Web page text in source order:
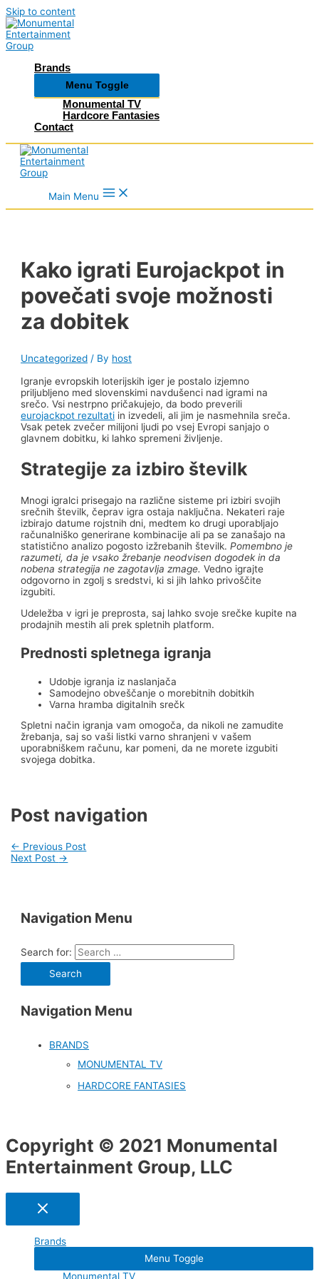
Skip to content
Brands
Menu Toggle
Monumental TV
Hardcore Fantasies
Contact
Main Menu
Kako igrati Eurojackpot in
povečati svoje možnosti
za dobitek
Uncategorized / By host
Igranje evropskih loterijskih iger je postalo izjemno
priljubljeno med slovenskimi navdušenci nad igrami na
srečo. Vsi nestrpno pričakujejo, da bodo preverili
eurojackpot rezultati in izvedeli, ali jim je nasmehnila sreča.
Vsak petek zvečer milijoni ljudi po vsej Evropi sanjajo o
glavnem dobitku, ki lahko spremeni življenje.
Strategije za izbiro številk
Mnogi igralci prisegajo na različne sisteme pri izbiri svojih
srečnih številk, čeprav igra ostaja naključna. Nekateri raje
izbirajo datume rojstnih dni, medtem ko drugi uporabljajo
računalniško generirane kombinacije ali pa se zanašajo na
statistično analizo pogosto izžrebanih številk.Pomembno je
razumeti, da je vsako žrebanje neodvisen dogodek in da
nobena strategija ne zagotavlja zmage. Vedno igrajte
odgovorno in zgolj s sredstvi, ki si jih lahko privoščite
izgubiti.
Udeležba v igri je preprosta, saj lahko svoje srečke kupite na
prodajnih mestih ali prek spletnih platform.
Prednosti spletnega igranja
Udobje igranja iz naslanjača
Samodejno obveščanje o morebitnih dobitkih
Varna hramba digitalnih srečk
Spletni način igranja vam omogoča, da nikoli ne zamudite
žrebanja, saj so vaši listki varno shranjeni v vašem
uporabniškem računu, kar pomeni, da ne morete izgubiti
svojega dobitka.
Post navigation
← Previous Post
Next Post →
Navigation Menu
Search for:
Navigation Menu
BRANDS
MONUMENTAL TV
HARDCORE FANTASIES
Copyright © 2021 Monumental
Entertainment Group, LLC
Brands
Menu Toggle
Monumental TV